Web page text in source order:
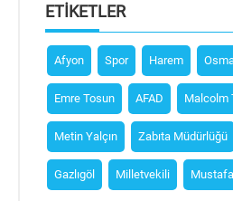
ETIKETLER
Afyon Spor Harem
Emre Tosun AFAD Malcolm
Metin Yalçın Zabıta Müdürlüğü
Gazlıgöl Milletvekili